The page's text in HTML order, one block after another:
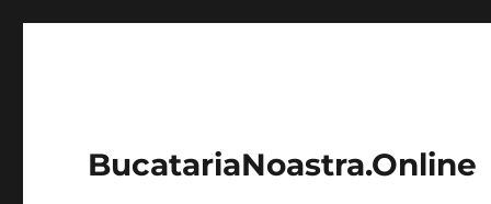
BucatariaNoastra.Online